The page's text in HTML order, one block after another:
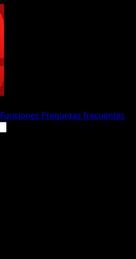
Funciones Preguntas frecuentes